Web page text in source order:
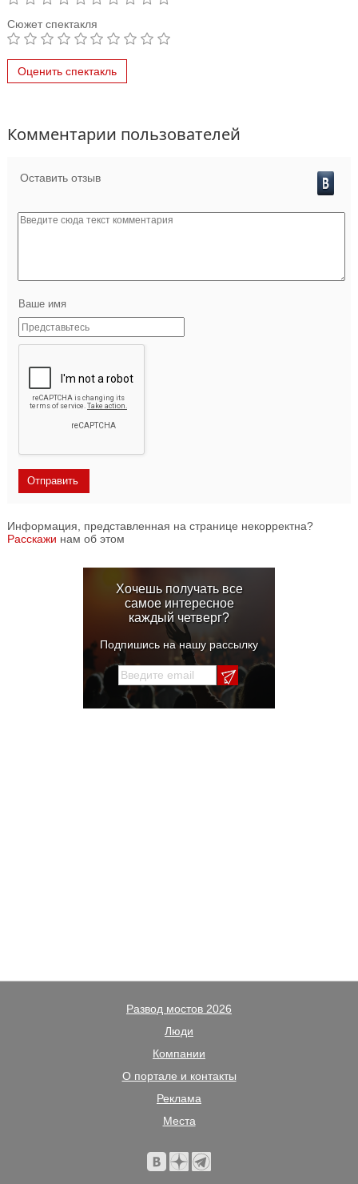
Сюжет спектакля
Оценить спектакль
Комментарии пользователей
Оставить отзыв
Ваше имя
Информация, представленная на странице некорректна?
Расскажи нам об этом
Хочешь получать все
самое интересное
каждый четверг?
Подпишись на нашу рассылку
Развод мостов 2026
Люди
Компании
О портале и контакты
Реклама
Места